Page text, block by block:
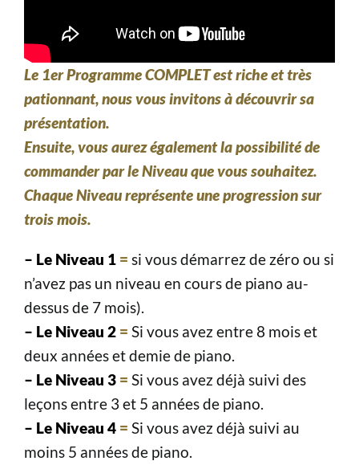
Le 1er Programme COMPLET est riche et très
pationnant, nous vous invitons à découvrir sa
présentation.
Ensuite, vous aurez également la possibilité de
commander par le Niveau que vous souhaitez.
Chaque Niveau représente une progression sur
trois mois.
– Le Niveau 1 = si vous démarrez de zéro ou si
n’avez pas un niveau en cours de piano au-
dessus de 7 mois).
– Le Niveau 2 = Si vous avez entre 8 mois et
deux années et demie de piano.
– Le Niveau 3 = Si vous avez déjà suivi des
leçons entre 3 et 5 années de piano.
– Le Niveau 4 = Si vous avez déjà suivi au
moins 5 années de piano.